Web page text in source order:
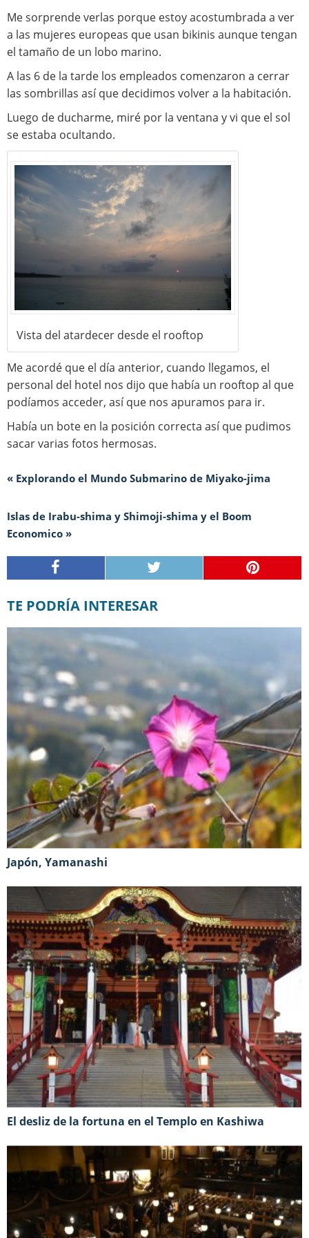
Me sorprende verlas porque estoy acostumbrada a ver
a las mujeres europeas que usan bikinis aunque tengan
el tamaño de un lobo marino.
A las 6 de la tarde los empleados comenzaron a cerrar
las sombrillas así que decidimos volver a la habitación.
Luego de ducharme, miré por la ventana y vi que el sol
se estaba ocultando.
Vista del atardecer desde el rooftop
Me acordé que el día anterior, cuando llegamos, el
personal del hotel nos dijo que había un rooftop al que
podíamos acceder, así que nos apuramos para ir.
Había un bote en la posición correcta así que pudimos
sacar varias fotos hermosas.
« Explorando el Mundo Submarino de Miyako-jima
Islas de Irabu-shima y Shimoji-shima y el Boom
Economico »
TE PODRÍA INTERESAR
Japón, Yamanashi
El desliz de la fortuna en el Templo en Kashiwa